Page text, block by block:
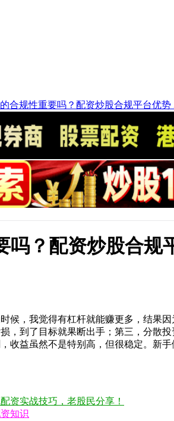
合规性重要吗？配资炒股合规平台优势
？配资炒股合规
候，我觉得有杠杆就能赚更多，结果
，到了目标就果断出手；第三，分散
收益虽然不是特别高，但很稳定。新
资实战技巧，老股民分享！
知识